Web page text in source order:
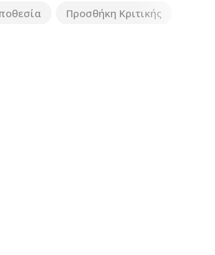
Προσθήκη Κριτικής